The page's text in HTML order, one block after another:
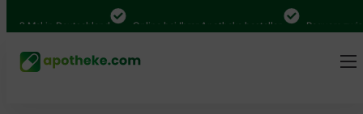
in Deutschland Online bei Ihrer Apotheke bestellen Bequem